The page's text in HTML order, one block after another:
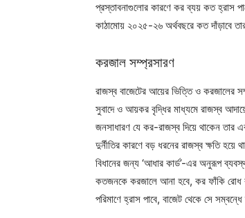
প্রস্তাবনাগুলোর কারণে কর ব্যয় কত হ্রাস
কাঠামোয় ২০২৫-২৬ অর্থবছরে কত দাঁড়াবে
করজাল সম্প্রসারণ
রাজস্ব বাজেটের আয়ের ভিত্তি ও করজালের
সুবাদে ও আয়কর বৃদ্ধির মাধ্যমে রাজস্ব
জনসাধারণ যে কর-রাজস্ব দিয়ে থাকেন তার
দুর্নীতির কারণে বড় ধরনের রাজস্ব ক্ষতি
বিধানের জন্য ‘আধার কার্ড’-এর অনুরূপ
কতজনকে করজালে আনা হবে, কর ফাঁকি রোধ
পরিমাণে হ্রাস পাবে, বাজেট থেকে সে